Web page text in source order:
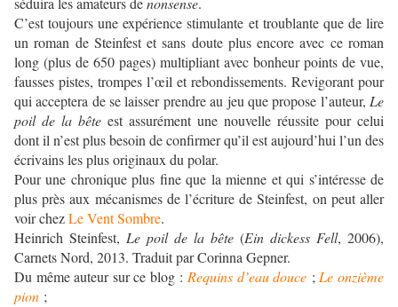
C’est toujours une expérience stimulante et troublante que de lire
un roman de Steinfest et sans doute plus encore avec ce roman
long (plus de 650 pages) multipliant avec bonheur points de vue,
fausses pistes, trompes l’œil et rebondissements. Revigorant pour
qui acceptera de se laisser prendre au jeu que propose l’auteur, Le
poil de la bête est assurément une nouvelle réussite pour celui
dont il n’est plus besoin de confirmer qu’il est aujourd’hui l’un des
écrivains les plus originaux du polar.
Pour une chronique plus fine que la mienne et qui s’intéresse de
plus près aux mécanismes de l’écriture de Steinfest, on peut aller
voir chezLe Vent Sombre.
Heinrich Steinfest, Le poil de la bête (Ein dickess Fell, 2006),
Carnets Nord, 2013. Traduit par Corinna Gepner.
Du même auteur sur ce blog : Requins d’eau douce ; Le onzième
pion ;